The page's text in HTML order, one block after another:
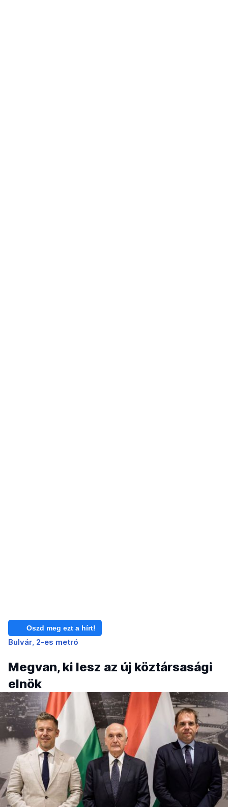
Oszd meg ezt a hírt!
Bulvár 2-es metró
Megvan, ki lesz az új köztársasági
elnök